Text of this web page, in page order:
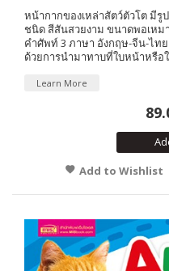
หน้ากากของเหล่าสัตว์ตัวโต มี
ชนิด สีสันสวยงาม ขนาดพอเหม
คำศัพท์ 3 ภาษา อังกฤษ-จีน-ไท
ด้วยการนำมาทาบที่ใบหน้าหรือ
Learn More
Add to Wishlist